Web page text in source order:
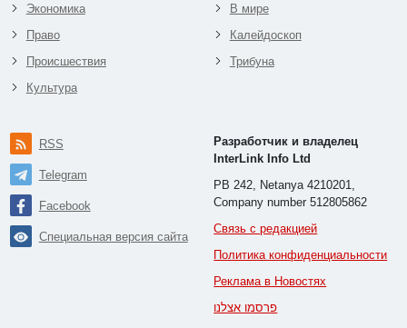
Экономика
Право
Происшествия
Культура
В мире
Калейдоскоп
Трибуна
RSS
Telegram
Facebook
Специальная версия сайта
Разработчик и владелец
InterLink Info Ltd
PB 242, Netanya 4210201,
Company number 512805862
Связь с редакцией
Политика конфиденциальности
Реклама в Новостях
פרסמו אצלנו